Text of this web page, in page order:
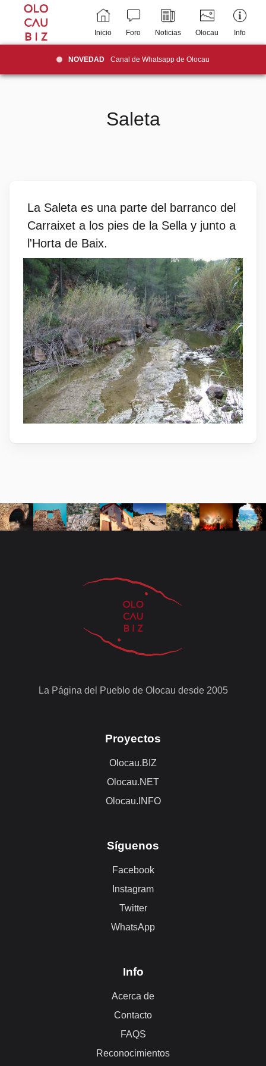
Inicio Foro Noticias Olocau Info
NOVEDAD Canal de Whatsapp de Olocau
Saleta
La Saleta es una parte del barranco del
Carraixet a los pies de la Sella y junto a
l'Horta de Baix.
La Página del Pueblo de Olocau desde 2005
Proyectos
Olocau.BIZ
Olocau.NET
Olocau.INFO
Síguenos
Facebook
Instagram
Twitter
WhatsApp
Info
Acerca de
Contacto
FAQS
Reconocimientos